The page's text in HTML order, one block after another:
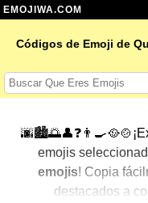
EMOJIWA.COM
Códigos de Emoji de
emojis
emojis! Copia
destacados a